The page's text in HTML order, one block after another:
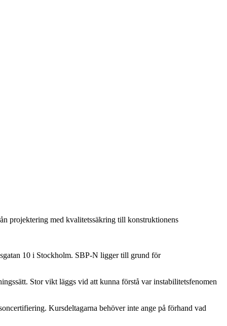
projektering med kvalitetssäkring till konstruktionens
10 i Stockholm. SBP-N ligger till grund för
Stor vikt läggs vid att kunna förstå var instabilitetsfenomen
Kursdeltagarna behöver inte ange på förhand vad